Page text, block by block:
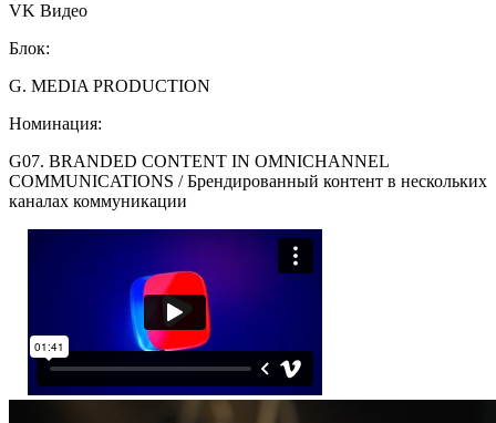
VK Видео
Блок:
G. MEDIA PRODUCTION
Номинация:
G07. BRANDED CONTENT IN OMNICHANNEL
COMMUNICATIONS / Брендированный контент в нескольких
каналах коммуникации